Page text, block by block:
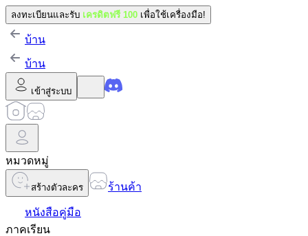
ลงทะเบียนและรับ เครดิตฟรี 100 เพื่อใช้เครื่องมือ!
บ้าน
บ้าน
เข้าสู่ระบบ
หมวดหมู่
สร้างตัวละคร ร้านค้า
หนังสือคู่มือ
ภาคเรียน